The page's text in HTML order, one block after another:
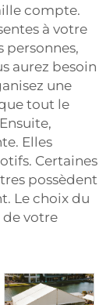
compte.
à votre
personnes,
aurez besoin
une
tout le
Elles
Certaines
possèdent
Le choix du
votre